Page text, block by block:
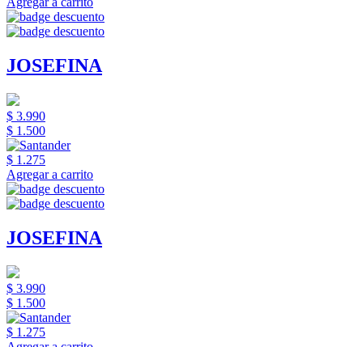
JOSEFINA
$ 3.990
$ 1.500
$ 1.275
Agregar a carrito
JOSEFINA
$ 3.990
$ 1.500
$ 1.275